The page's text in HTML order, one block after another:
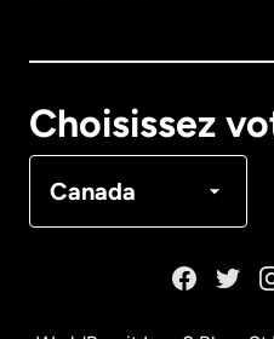
Choisissez
Canada
Français